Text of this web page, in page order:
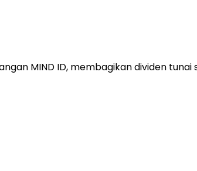
MIND ID, membagikan dividen